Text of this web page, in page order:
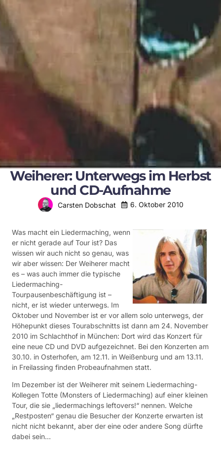
Weiherer: Unterwegs im Herbst
und CD-Aufnahme
Carsten Dobschat 6. Oktober 2010
Was macht ein Liedermaching, wenn
er nicht gerade auf Tour ist? Das
wissen wir auch nicht so genau, was
wir aber wissen: Der Weiherer macht
es – was auch immer die typische
Liedermaching-
Tourpausenbeschäftigung ist –
nicht, er ist wieder unterwegs. Im
Oktober und November ist er vor allem solo unterwegs, der
Höhepunkt dieses Tourabschnitts ist dann am 24. November
2010 im Schlachthof in München: Dort wird das Konzert für
eine neue CD und DVD aufgezeichnet. Bei den Konzerten am
30.10. in Osterhofen, am 12.11. in Weißenburg und am 13.11.
in Freilassing finden Probeaufnahmen statt.
Im Dezember ist der Weiherer mit seinem Liedermaching-
Kollegen Totte (Monsters of Liedermaching) auf einer kleinen
Tour, die sie „liedermachings leftovers!“ nennen. Welche
„Restposten“ genau die Besucher der Konzerte erwarten ist
nicht nicht bekannt, aber der eine oder andere Song dürfte
dabei sein…